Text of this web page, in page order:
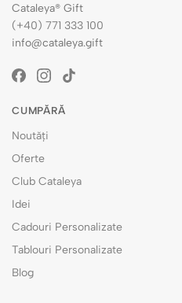
Cataleya® Gift
(+40) 771 333 100
info@cataleya.gift
CUMPĂRĂ
Noutăți
Oferte
Club Cataleya
Idei
Cadouri Personalizate
Tablouri Personalizate
Blog